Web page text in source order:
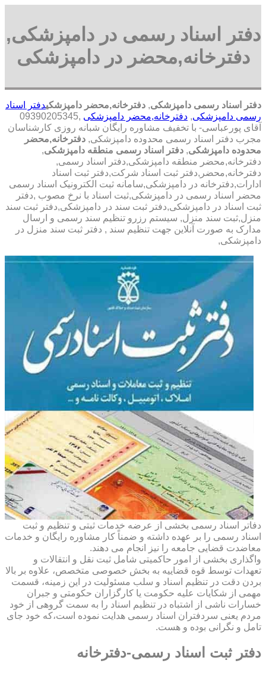
دفتر اسناد رسمی در دامپزشکی,
دفترخانه,محضر در دامپزشکی
دفتر اسناد رسمی دامپزشکی, دفترخانه,محضر دامپزشکیدفتر اسناد
رسمی دامپزشکی, دفترخانه,محضر دامپزشکی ,09390205345
آقای پورعباسی- با تخفیف مشاوره رايگان شبانه روزی کارشناسان
مجرب دفتر اسناد رسمی محدوده دامپزشکی, دفترخانه,محضر
محدوده دامپزشکی, دفتر اسناد رسمی منطقه دامپزشکی,
دفترخانه,محضر منطقه دامپزشکی,دفتر اسناد رسمی,
دفترخانه,محضر,دفتر ثبت اسناد شرکت,دفتر ثبت اسناد
ادارات,دفترخانه در دامپزشکی,سامانه ثبت الکترونیک اسناد رسمی
محضر اسناد رسمی در دامپزشکی,ثبت اسناد با نرخ مصوب ,دفتر
ثبت اسناد در دامپزشکی,دفتر ثبت سند در دامپزشکی,دفتر ثبت سند
منزل,ثبت سند منزل, سیستم رزرو تنظیم سند رسمی و ارسال
مدارک به صورت آنلاین جهت تنظیم سند , دفتر ثبت سند منزل در
دامپزشکی,
دفاتر اسناد رسمی بخشی از عرضه خدمات ثبتی و تنظیم و ثبت
اسناد رسمی را بر عهده داشته و ضمناً کار مشاوره رایگان و خدمات
معاضدت قضایی جامعه را نیز انجام می دهند.
واگذاری بخشی از امور حاکمیتی شامل ثبت نقل و انتقالات و
تعهدات توسط قوه قضاییه به بخش خصوصی متخصص، علاوه بر بالا
بردن دقت در تنظیم اسناد و سلب مسئولیت در این زمینه، قسمت
مهمی از شکایات علیه حکومت یا کارگزاران حکومتی و جبران
خسارات ناشی از اشتباه در تنظیم اسناد را به سمت گروهی از خود
مردم یعنی سردفتران اسناد رسمی هدایت نموده است،که خود جای
تامل و نگرانی بوده و هست.
دفتر ثبت اسناد رسمی-دفترخانه